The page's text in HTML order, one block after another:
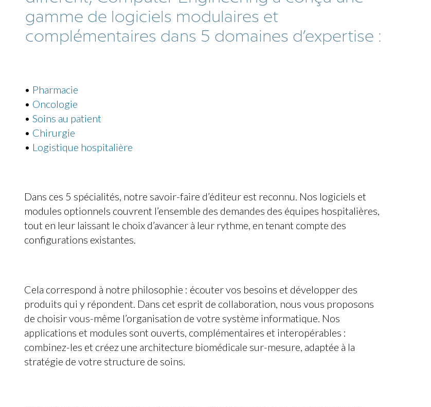
gamme de logiciels modulaires et
complémentaires dans 5 domaines d’expertise :
• Pharmacie
• Oncologie
• Soins au patient
• Chirurgie
• Logistique hospitalière
Dans ces 5 spécialités, notre savoir-faire d’éditeur est reconnu. Nos logiciels et
modules optionnels couvrent l’ensemble des demandes des équipes hospitalières,
tout en leur laissant le choix d’avancer à leur rythme, en tenant compte des
configurations existantes.
Cela correspond à notre philosophie : écouter vos besoins et développer des
produits qui y répondent. Dans cet esprit de collaboration, nous vous proposons
de choisir vous-même l’organisation de votre système informatique. Nos
applications et modules sont ouverts, complémentaires et interopérables :
combinez-les et créez une architecture biomédicale sur-mesure, adaptée à la
stratégie de votre structure de soins.